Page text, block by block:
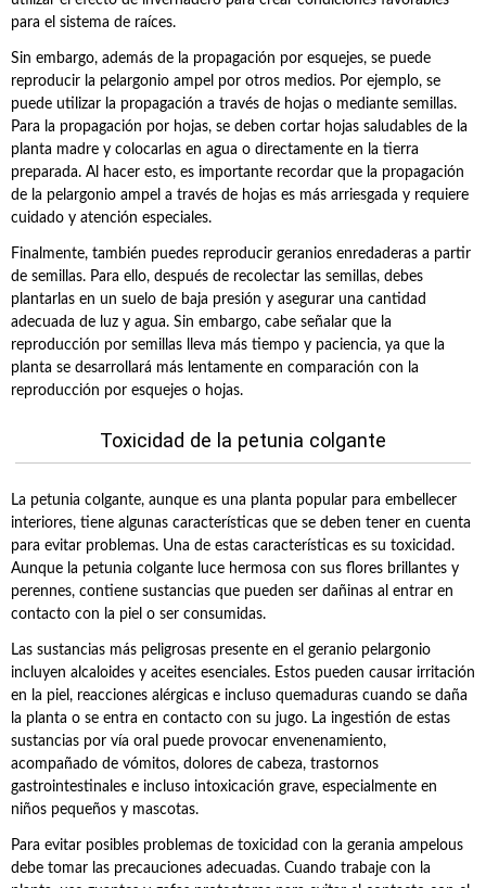
para el sistema de raíces.
Sin embargo, además de la propagación por esquejes, se puede
reproducir la pelargonio ampel por otros medios. Por ejemplo, se
puede utilizar la propagación a través de hojas o mediante semillas.
Para la propagación por hojas, se deben cortar hojas saludables de la
planta madre y colocarlas en agua o directamente en la tierra
preparada. Al hacer esto, es importante recordar que la propagación
de la pelargonio ampel a través de hojas es más arriesgada y requiere
cuidado y atención especiales.
Finalmente, también puedes reproducir geranios enredaderas a partir
de semillas. Para ello, después de recolectar las semillas, debes
plantarlas en un suelo de baja presión y asegurar una cantidad
adecuada de luz y agua. Sin embargo, cabe señalar que la
reproducción por semillas lleva más tiempo y paciencia, ya que la
planta se desarrollará más lentamente en comparación con la
reproducción por esquejes o hojas.
Toxicidad de la petunia colgante
La petunia colgante, aunque es una planta popular para embellecer
interiores, tiene algunas características que se deben tener en cuenta
para evitar problemas. Una de estas características es su toxicidad.
Aunque la petunia colgante luce hermosa con sus flores brillantes y
perennes, contiene sustancias que pueden ser dañinas al entrar en
contacto con la piel o ser consumidas.
Las sustancias más peligrosas presente en el geranio pelargonio
incluyen alcaloides y aceites esenciales. Estos pueden causar irritación
en la piel, reacciones alérgicas e incluso quemaduras cuando se daña
la planta o se entra en contacto con su jugo. La ingestión de estas
sustancias por vía oral puede provocar envenenamiento,
acompañado de vómitos, dolores de cabeza, trastornos
gastrointestinales e incluso intoxicación grave, especialmente en
niños pequeños y mascotas.
Para evitar posibles problemas de toxicidad con la gerania ampelous
debe tomar las precauciones adecuadas. Cuando trabaje con la